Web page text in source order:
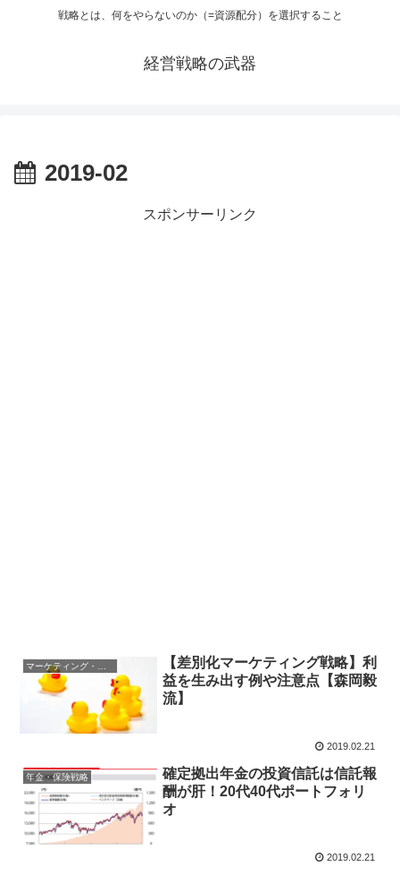
戦略とは、何をやらないのか（=資源配分）を選択すること
経営戦略の武器
2019-02
スポンサーリンク
マーケティング・営業戦略
【差別化マーケティング戦略】利
益を生み出す例や注意点【森岡毅
流】
2019.02.21
年金・保険戦略
確定拠出年金の投資信託は信託報
酬が肝！20代40代ポートフォリ
オ
2019.02.21